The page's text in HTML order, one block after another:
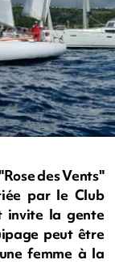
des Vents"
par le Club
invite la gente
peut être
femme à la